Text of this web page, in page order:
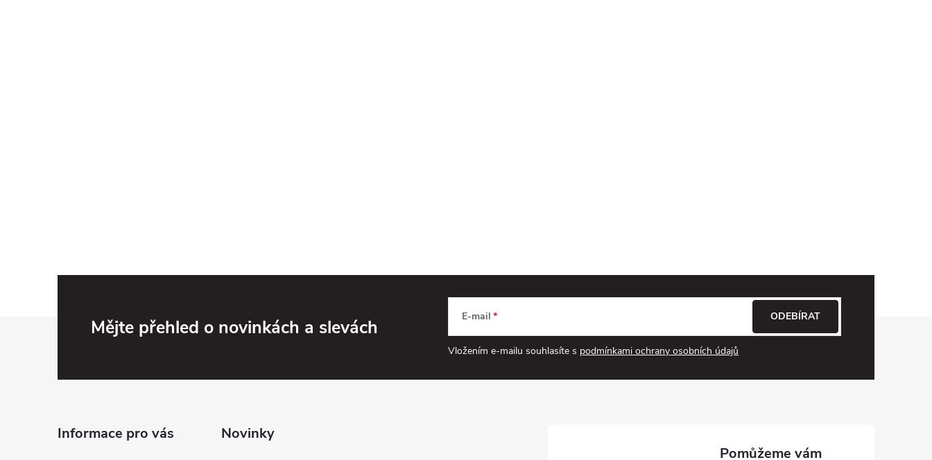
Mějte přehled o novinkách a slevách E-mail
Vložením e-mailu souhlasíte s podmínkami ochrany osobních údajů
ODEBÍRAT
Informace pro vás Novinky